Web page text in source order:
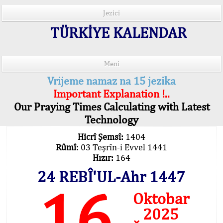
Jezici
TÜRKİYE KALENDAR
Meni
Vrijeme namaz na 15 jezika
Important Explanation !..
Our Praying Times Calculating with Latest
Technology
Hicrî Şemsî: 1404
Rûmî: 03 Teşrîn-i Evvel 1441
Hızır: 164
24 REBÎ'UL-Ahr 1447
Oktobar
2025